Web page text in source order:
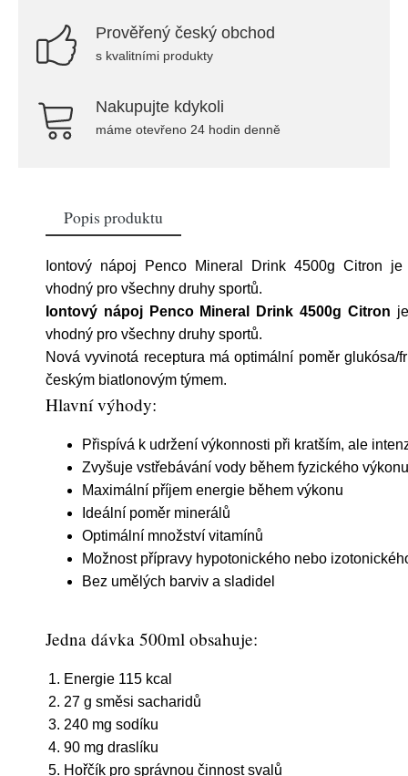
Prověřený český obchod
s kvalitními produkty
Nakupujte kdykoli
máme otevřeno 24 hodin denně
Popis produktu
Iontový nápoj Penco Mineral Drink 4500g Citron je
vhodný pro všechny druhy sportů.
Iontový nápoj Penco Mineral Drink 4500g Citron
vhodný pro všechny druhy sportů.
Nová vyvinotá receptura má optimální poměr glukósa/
českým biatlonovým týmem.
Hlavní výhody:
Přispívá k udržení výkonnosti při kratším, ale
Zvyšuje vstřebávání vody během fyzického výkonu
Maximální příjem energie během výkonu
Ideální poměr minerálů
Optimální množství vitamínů
Možnost přípravy hypotonického nebo
Bez umělých barviv a sladidel
Jedna dávka 500ml obsahuje:
Energie 115 kcal
27 g směsi sacharidů
240 mg sodíku
90 mg draslíku
Hořčík pro správnou činnost svalů